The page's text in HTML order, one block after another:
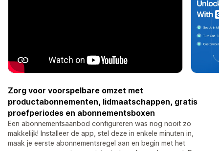
Zorg voor voorspelbare omzet met
productabonnementen, lidmaatschappen, gratis
proefperiodes en abonnementsboxen
Een abonnementsaanbod configureren was nog nooit zo
makkelijk! Installeer de app, stel deze in enkele minuten in,
maak je eerste abonnementsregel aan en begin met het